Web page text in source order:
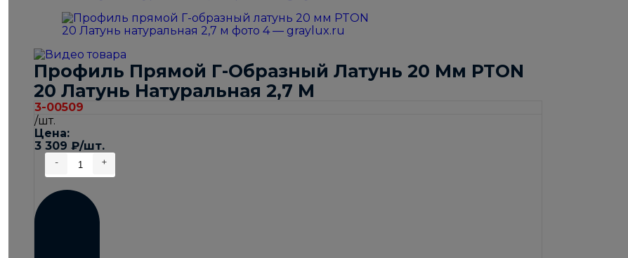
Профиль Прямой Г-Образный Латунь 20 Мм PTON
20 Латунь Натуральная 2,7 М
3-00509
/шт.
Цена:
3 309 ₽/шт.
- +